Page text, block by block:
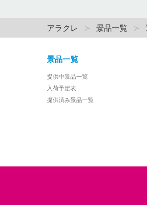
アラクレ 景品一覧
景品一覧
提供中景品一覧
入荷予定表
提供済み景品一覧